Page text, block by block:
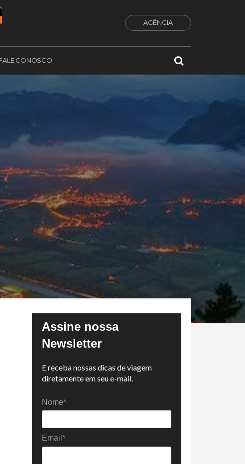
AGÊNCIA
CONOSCO
Assine nossa
Newsletter
E receba nossas dicas de viagem
diretamente em seu e-mail.
Nome*
Email*